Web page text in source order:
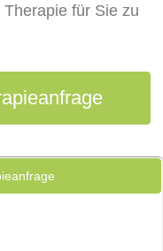
für Sie zu